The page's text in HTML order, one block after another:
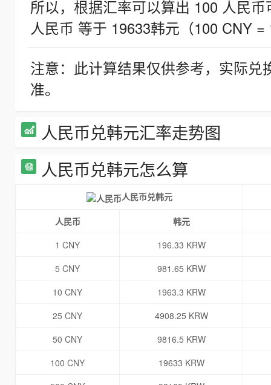
所以，根据汇率可以算出 100 人民
人民币 等于 19633韩元（100 CNY =
注意：此计算结果仅供参考，实际
准。
人民币兑韩元汇率走势图
人民币兑韩元怎么算
人民币兑韩元
人民币
韩元
1 CNY
196.33 KRW
5 CNY
981.65 KRW
10 CNY
1963.3 KRW
25 CNY
4908.25 KRW
50 CNY
9816.5 KRW
100 CNY
19633 KRW